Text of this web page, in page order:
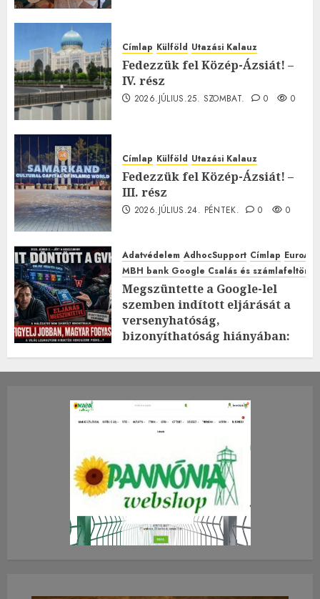
Címlap Külföld Utazási Kalauz
Fedezzük fel Közép-Ázsiát! –
IV. rész
2026.JÚLIUS.25. SZOMBAT. 0 0
Címlap Külföld Utazási Kalauz
Fedezzük fel Közép-Ázsiát! –
III. rész
2026.JÚLIUS.24. PÉNTEK. 0 0
Adatvédelem AdhocSupport Címlap
MBH bank Google Csalás és
Megszüntette a Google-lel
szemben indított eljárását a
versenyhatóság,
bizonyíthatóság hiányában:
2026.JÚLIUS.23. CSÜTÖRTÖK.
0